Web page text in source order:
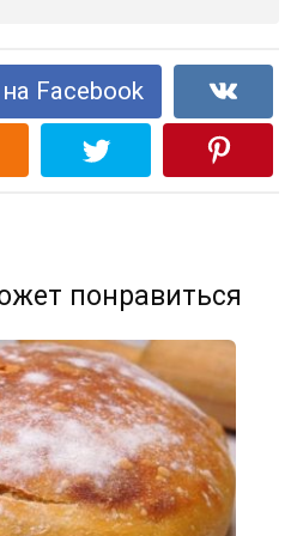
Facebook
понравиться